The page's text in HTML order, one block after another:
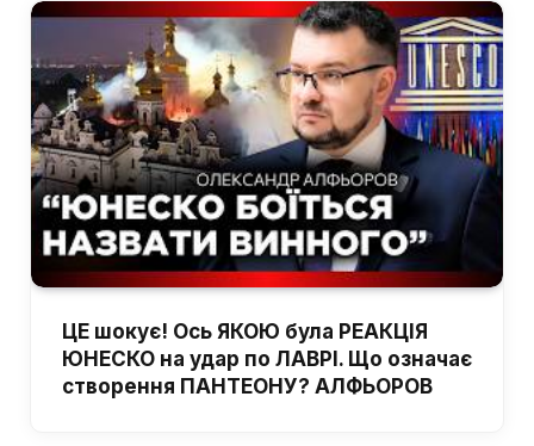
ЦЕ шокує! Ось ЯКОЮ була РЕАКЦІЯ
ЮНЕСКО на удар по ЛАВРІ. Що означає
створення ПАНТЕОНУ? АЛФЬОРОВ